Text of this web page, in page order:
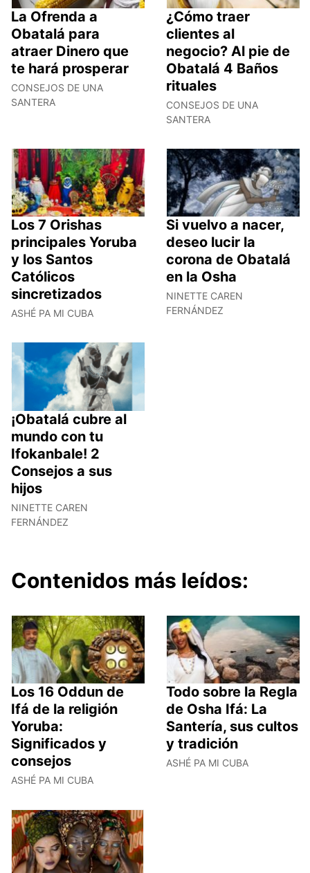
La Ofrenda a
Obatalá para
atraer Dinero que
te hará prosperar
CONSEJOS DE UNA
SANTERA
¿Cómo traer
clientes al
negocio? Al pie de
Obatalá 4 Baños
rituales
CONSEJOS DE UNA
SANTERA
Los 7 Orishas
principales Yoruba
y los Santos
Católicos
sincretizados
ASHÉ PA MI CUBA
Si vuelvo a nacer,
deseo lucir la
corona de Obatalá
en la Osha
NINETTE CAREN
FERNÁNDEZ
¡Obatalá cubre al
mundo con tu
Ifokanbale! 2
Consejos a sus
hijos
NINETTE CAREN
FERNÁNDEZ
Contenidos más leídos:
Los 16 Oddun de
Ifá de la religión
Yoruba:
Significados y
consejos
ASHÉ PA MI CUBA
Todo sobre la Regla
de Osha Ifá: La
Santería, sus cultos
y tradición
ASHÉ PA MI CUBA